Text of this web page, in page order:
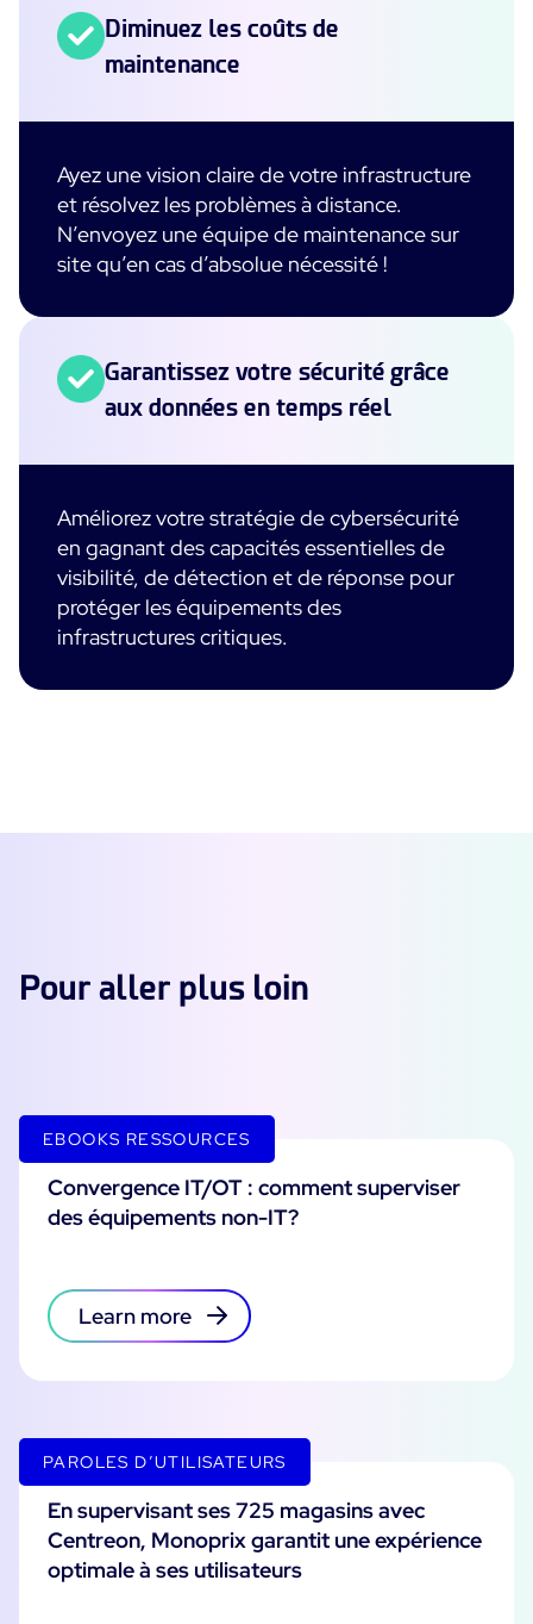
Diminuez les coûts de
maintenance
Ayez une vision claire de votre infrastructure
et résolvez les problèmes à distance.
N’envoyez une équipe de maintenance sur
site qu’en cas d’absolue nécessité !
Garantissez votre sécurité grâce
aux données en temps réel
Améliorez votre stratégie de cybersécurité
en gagnant des capacités essentielles de
visibilité, de détection et de réponse pour
protéger les équipements des
infrastructures critiques.
Pour aller plus loin
EBOOKS RESSOURCES
Convergence IT/OT : comment superviser
des équipements non-IT?
Learn more
PAROLES D’UTILISATEURS
En supervisant ses 725 magasins avec
Centreon, Monoprix garantit une expérience
optimale à ses utilisateurs